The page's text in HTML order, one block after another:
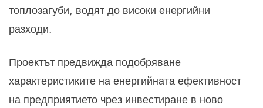
топлозагуби, водят до високи енергийни
разходи.
Проектът предвижда подобряване
характеристиките на енергийната ефективност
на предприятието чрез инвестиране в ново